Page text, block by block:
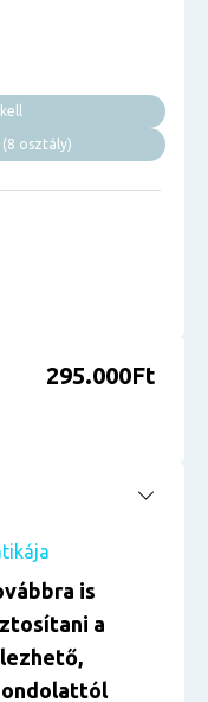
osztály)
295.000Ft
is
a